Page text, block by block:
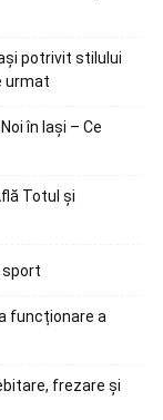
potrivit stilului
urmat
în Iași – Ce
Totul și
sport
funcționare a
frezare și